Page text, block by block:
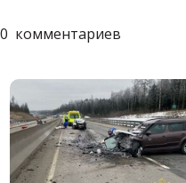
0 комментариев